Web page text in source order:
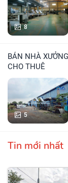
8
BÁN NHÀ XƯỞNG 9.000M² – HỐ NAI 3, TRẢNG BOM – ĐANG
CHO THUÊ
5
Tin mới nhất